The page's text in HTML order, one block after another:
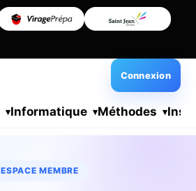
Informatique Méthodes
Connexion
ESPACE MEMBRE